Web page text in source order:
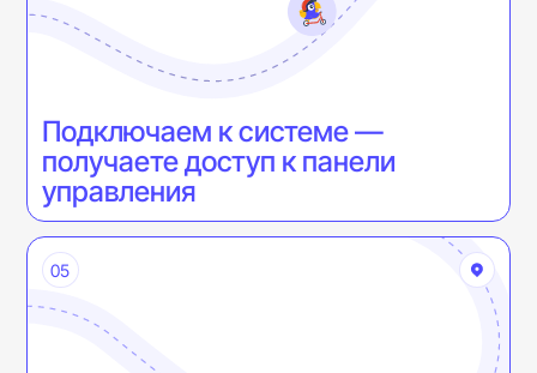
Подключаем к системе —
получаете доступ к панели
управления
05